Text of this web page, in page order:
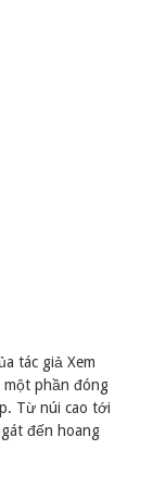
tác giả Xem
một phần đóng
Từ núi cao tới
đến hoang